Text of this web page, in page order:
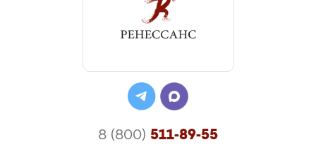
8 (800) 511-89-55